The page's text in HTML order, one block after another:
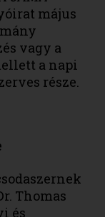
május
vagy a
a napi
része.
Thomas
és